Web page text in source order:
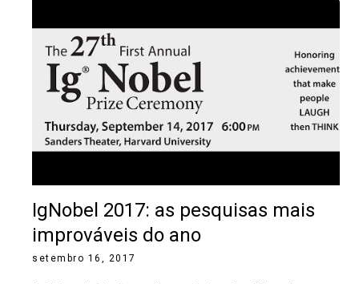
IgNobel 2017: as pesquisas mais
improváveis do ano
setembro 16, 2017